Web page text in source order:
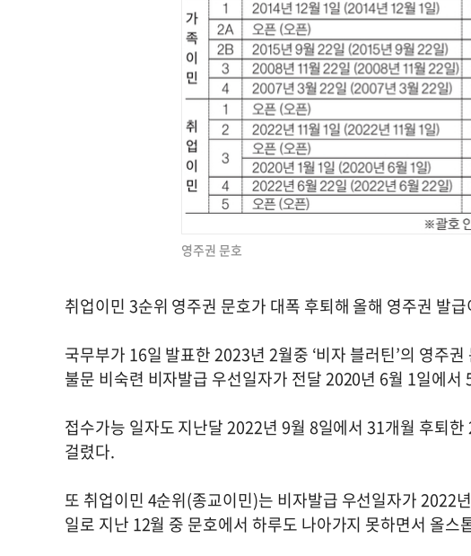
영주권 문호
취업이민 3순위 영주권 문호가 대폭 후퇴해 올해 영주권 발
국무부가 16일 발표한 2023년 2월중 ‘비자 블러틴’의 영주
불문 비숙련 비자발급 우선일자가 전달 2020년 6월 1일에
접수가능 일자도 지난달 2022년 9월 8일에서 31개월 후퇴
걸렸다.
또 취업이민 4순위(종교이민)는 비자발급 우선일자가 2022
일로 지난 12월 중 문호에서 하루도 나아가지 못하면서 올스